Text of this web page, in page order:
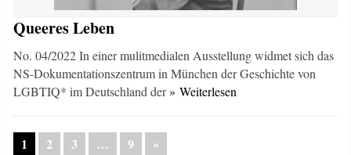
Queeres Leben
No. 04/2022 In einer mulitmedialen Ausstellung widmet sich das
NS-Dokumentationszentrum in München der Geschichte von
LGBTIQ* im Deutschland der» Weiterlesen
1 2 3 … 9 »